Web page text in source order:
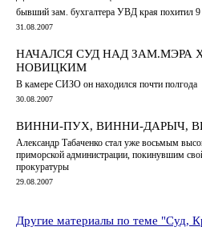
бывший зам. бухгалтера УВД края похитил
31.08.2007
НАЧАЛСЯ СУД НАД ЗАМ.МЭРА
НОВИЦКИМ
В камере СИЗО он находился почти полгода
30.08.2007
ВИННИ-ПУХ, ВИННИ-ДАРЫЧ,
Александр Табаченко стал уже восьмым
приморской администрации, покинувшим
прокуратуры
29.08.2007
Другие материалы по теме "Суд,